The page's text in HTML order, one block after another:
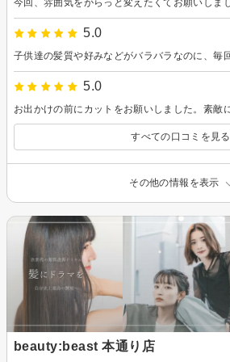
5.0
5.0
すべての口コミを見る
その他の情報を表示
beauty:beast 本通り店